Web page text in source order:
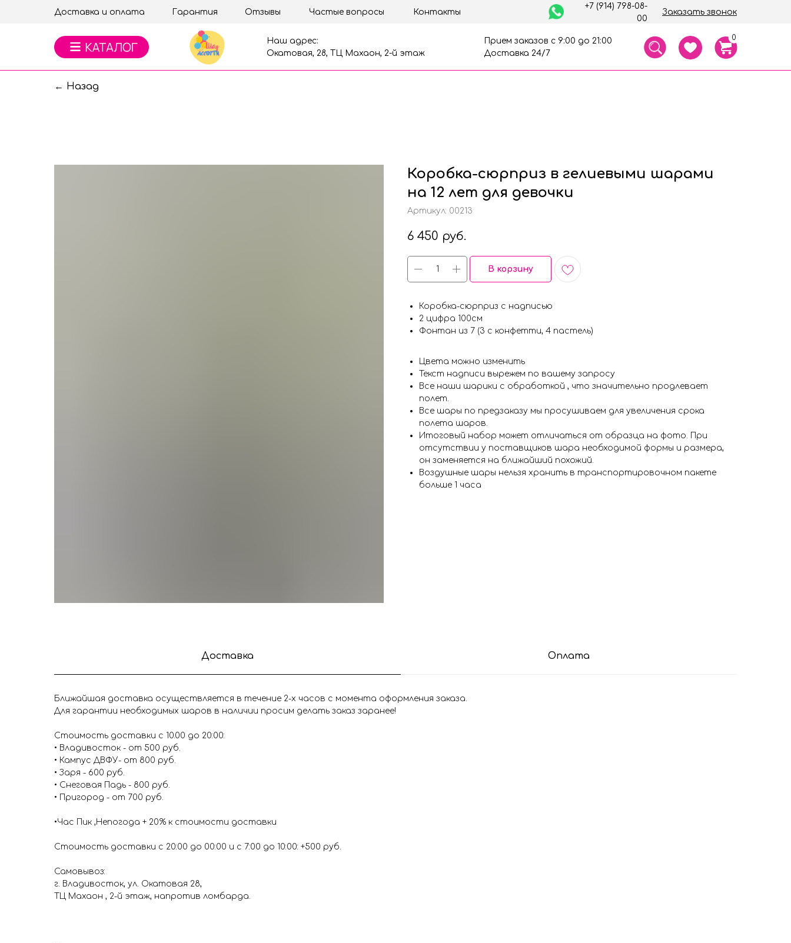
Заказать звонок
+7 (914) 798-08-
00
Доставка и оплата Гарантия Отзывы Частые вопросы Контакты
Прием заказов с 9:00 до 21:00
Доставка 24/7
Наш адрес:
Окатовая, 28, ТЦ Махаон, 2-й этаж
0
← Назад
Коробка-сюрприз в гелиевыми шарами
на 12 лет для девочки
Артикул: 00213
6 450 руб.
В корзину
Коробка-сюрприз с надписью
2 цифра 100см
Фонтан из 7 (3 с конфетти, 4 пастель)
Цвета можно изменить
Текст надписи вырежем по вашему запросу
Все наши шарики с обработкой , что значительно продлевает
полет.
Все шары по предзаказу мы просушиваем для увеличения срока
полета шаров.
Итоговый набор может отличаться от образца на фото. При
отсутствии у поставщиков шара необходимой формы и размера,
он заменяется на ближайший похожий.
Воздушные шары нельзя хранить в транспортировочном пакете
больше 1 часа
Доставка Оплата
Ближайшая доставка осуществляется в течение 2-х часов с момента оформления заказа.
Для гарантии необходимых шаров в наличии просим делать заказ заранее!
Стоимость доставки с 10.00 до 20:00:
• Владивосток - от 500 руб.
• Кампус ДВФУ- от 800 руб.
• Заря - 600 руб.
• Снеговая Падь - 800 руб.
• Пригород - от 700 руб.
•Час Пик ,Непогода + 20% к стоимости доставки
Стоимость доставки с 20:00 до 00:00 и с 7:00 до 10:00: +500 руб.
Самовывоз:
г. Владивосток, ул. Окатовая 28,
ТЦ Махаон , 2-й этаж, напротив ломбарда.